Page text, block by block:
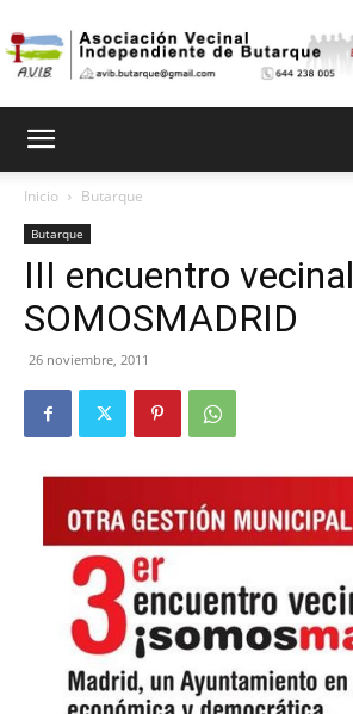
Inicio Butarque
Butarque
III encuentro vecinal
SOMOSMADRID
26 noviembre, 2011